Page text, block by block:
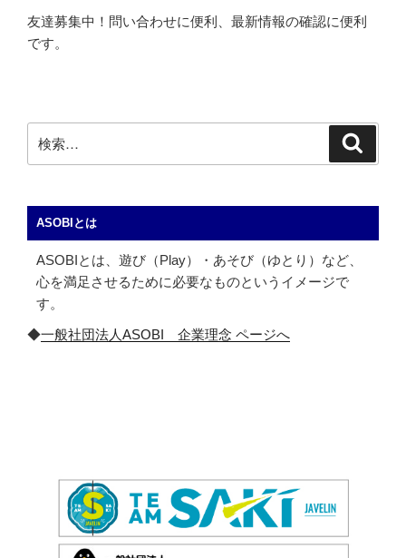
友達募集中！問い合わせに便利、最新情報の確認に便利
です。
索:
ASOBIとは
ASOBIとは、遊び（Play）・あそび（ゆとり）など、
心を満足させるために必要なものというイメージで
す。
◆一般社団法人ASOBI 企業理念 ページへ